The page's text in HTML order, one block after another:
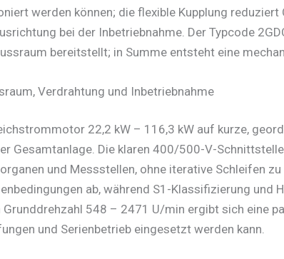
werden können; die flexible Kupplung
bei der Inbetriebnahme. Der Typcode
bereitstellt; in Summe entsteht eine
Verdrahtung und Inbetriebnahme
22,2 kW – 116,3 kW auf kurze,
Gesamtanlage. Die klaren 400/500-V-
und Messstellen, ohne iterative Schleifen
ab, während S1-Klassifizierung
548 – 2471 U/min ergibt sich eine
und Serienbetrieb eingesetzt werden kann.